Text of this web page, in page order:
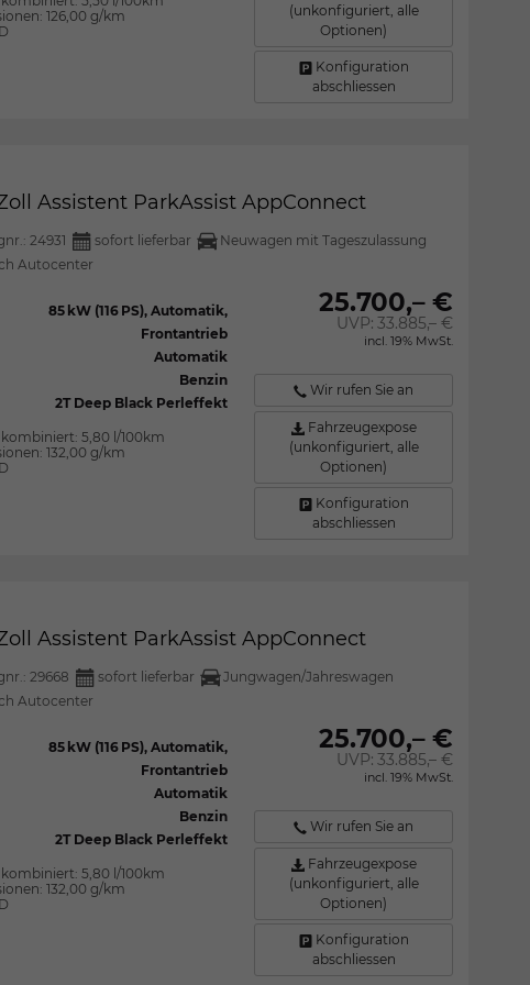
126,00 g/km
D
(unkonfiguriert, alle
Optionen)
Konfiguration
abschliessen
Assistent ParkAssist AppConnect
24931 sofort lieferbar
Neuwagen mit Tageszulassung
Autocenter
85 kW (116 PS), Automatik,
Frontantrieb
Automatik
Benzin
2T Deep Black Perleffekt
5,80 l/100km
132,00 g/km
D
25.700,– €
UVP:33.885,– €
incl. 19% MwSt.
Wir rufen Sie an
Fahrzeugexpose
(unkonfiguriert, alle
Optionen)
Konfiguration
abschliessen
Assistent ParkAssist AppConnect
29668 sofort lieferbar
Jungwagen/Jahreswagen
Autocenter
85 kW (116 PS), Automatik,
Frontantrieb
Automatik
Benzin
2T Deep Black Perleffekt
5,80 l/100km
132,00 g/km
D
25.700,– €
UVP:33.885,– €
incl. 19% MwSt.
Wir rufen Sie an
Fahrzeugexpose
(unkonfiguriert, alle
Optionen)
Konfiguration
abschliessen